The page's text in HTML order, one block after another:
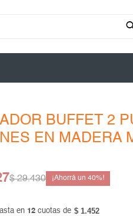
BUFFET 2
EN MADERA
$ 29.430 40
en 12 cuotas de $ 1.452